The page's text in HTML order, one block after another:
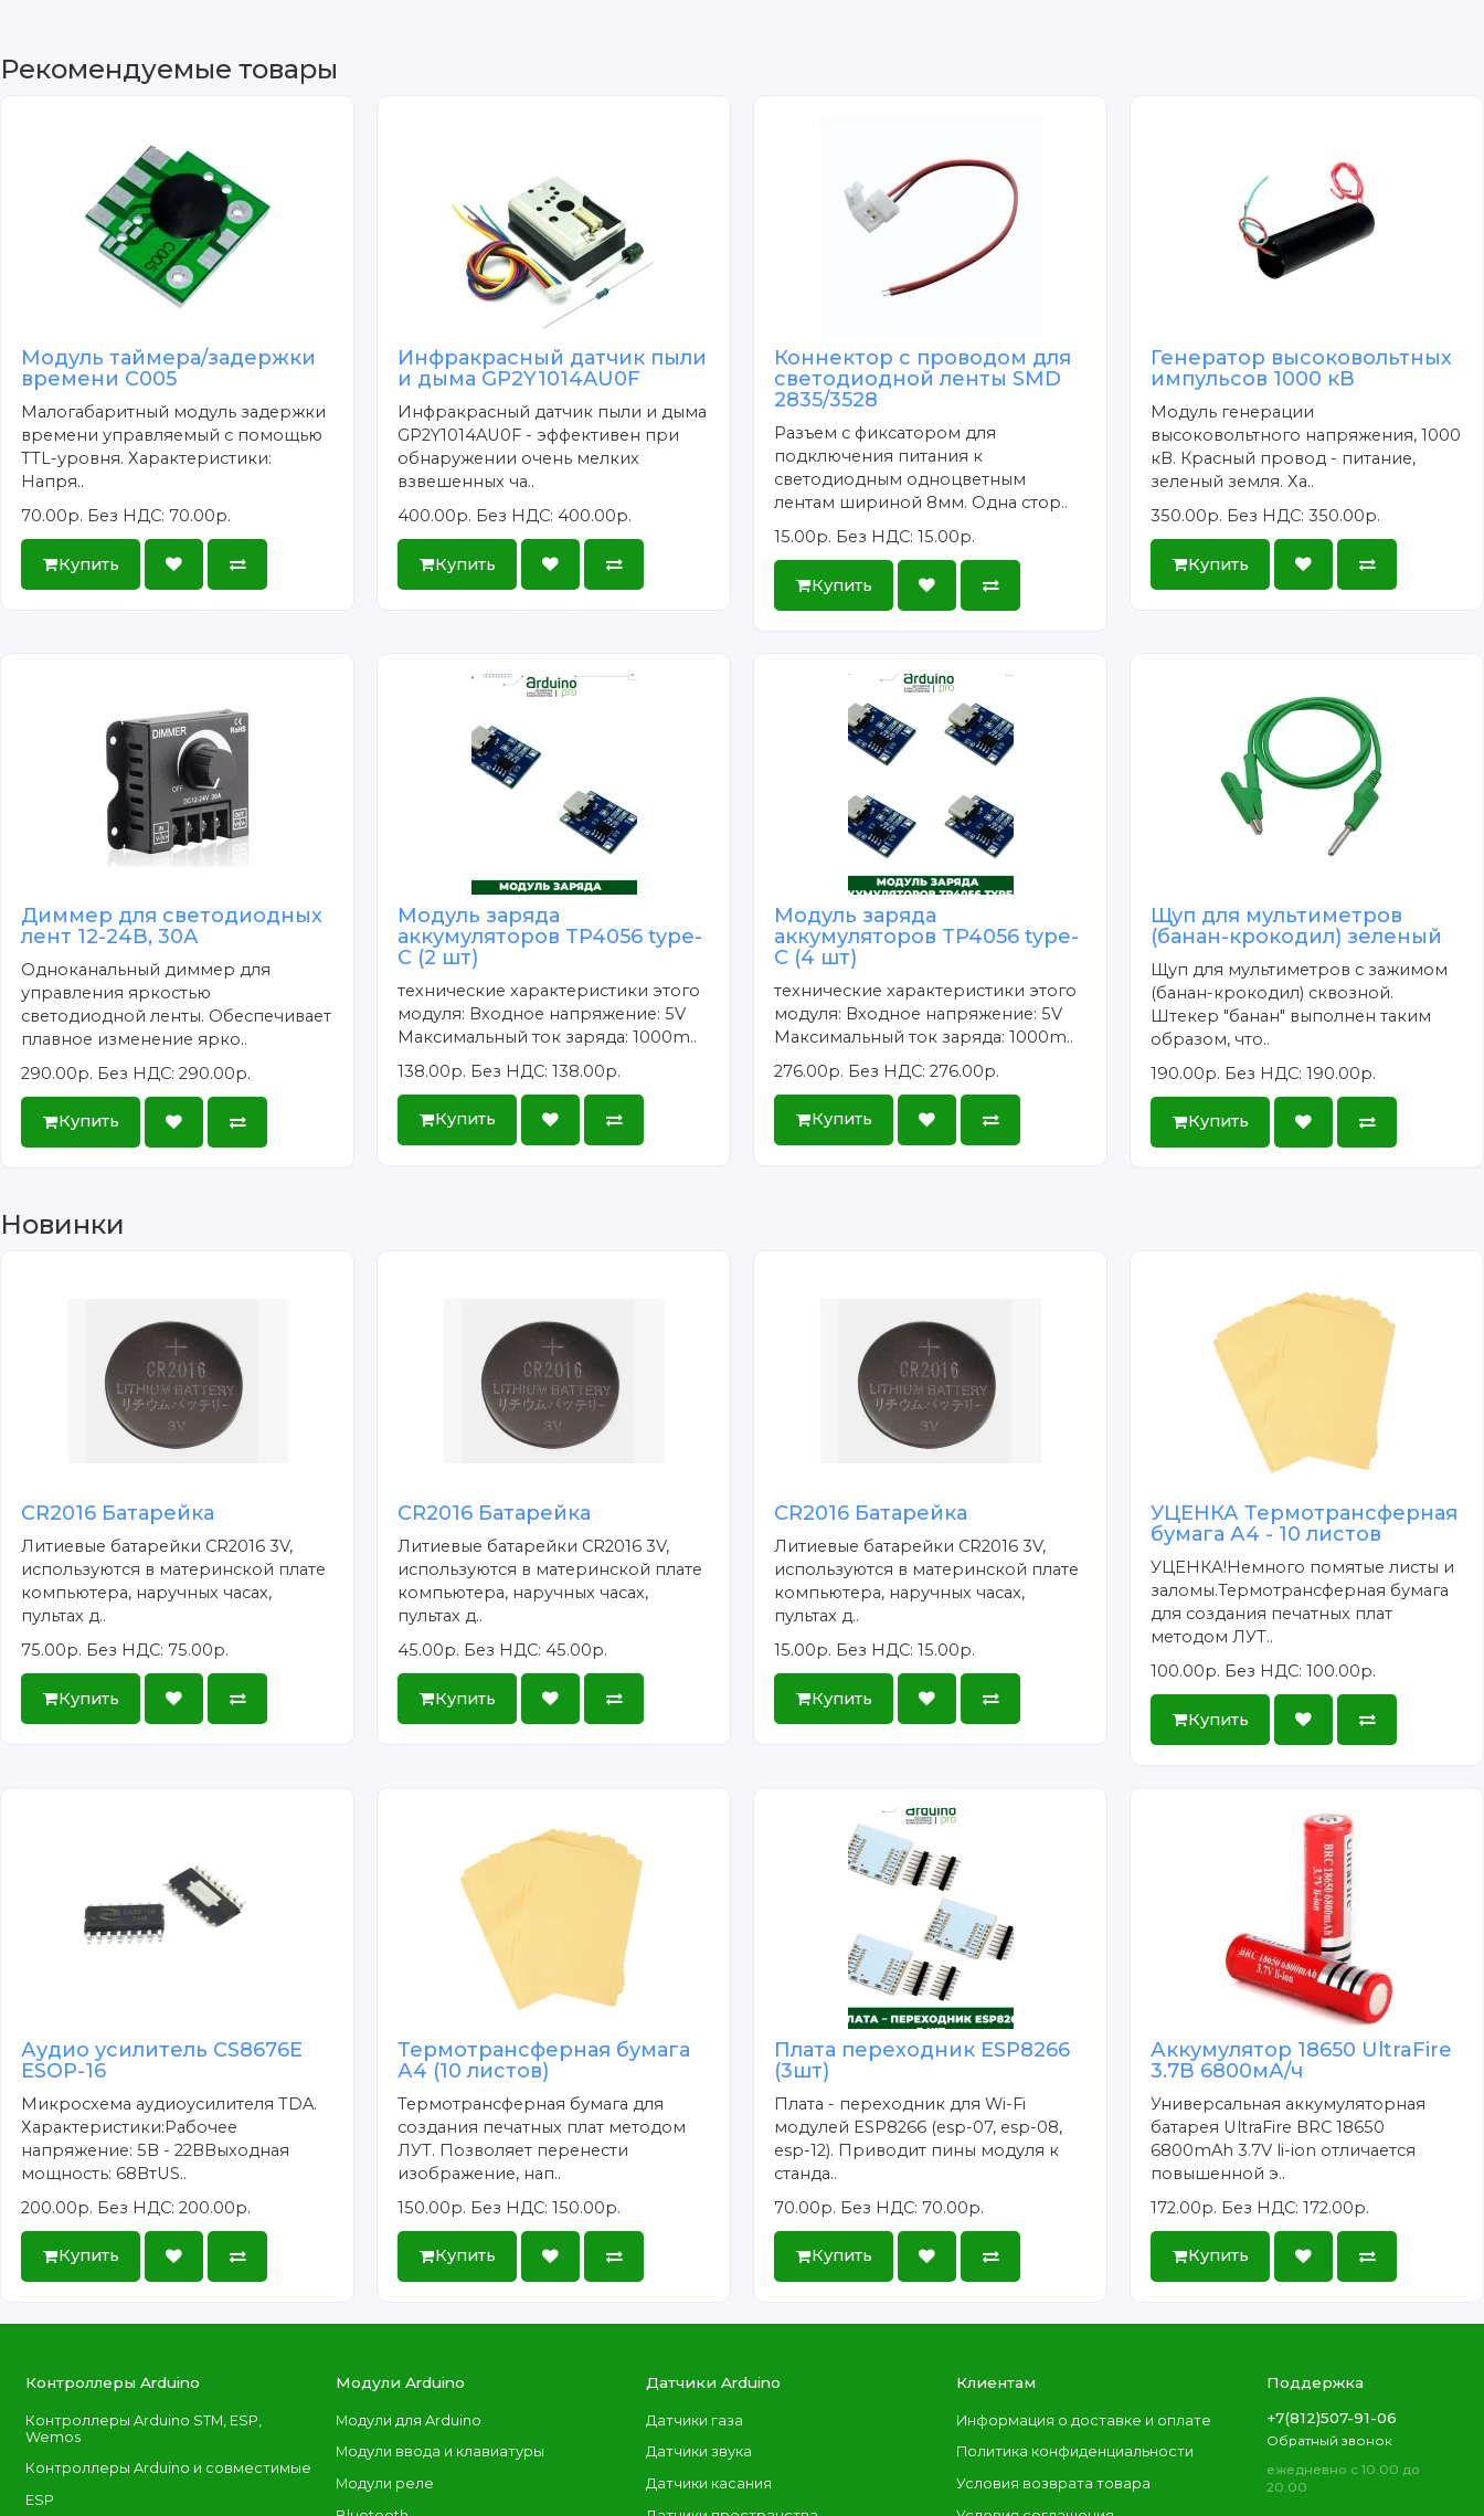
Рекомендуемые товары
Модуль таймера/задержки
времени C005
Малогабаритный модуль задержки
времени управляемый с помощью
TTL-уровня. Характеристики:
Напря..
70.00р. Без НДС: 70.00р.
Купить
Инфракрасный датчик пыли
и дыма GP2Y1014AU0F
Инфракрасный датчик пыли и дыма
GP2Y1014AU0F - эффективен при
обнаружении очень мелких
взвешенных ча..
400.00р. Без НДС: 400.00р.
Купить
Коннектор с проводом для
светодиодной ленты SMD
2835/3528
Разъем с фиксатором для
подключения питания к
светодиодным одноцветным
лентам шириной 8мм. Одна стор..
15.00р. Без НДС: 15.00р.
Купить
Генератор высоковольтных
импульсов 1000 кВ
Модуль генерации
высоковольтного напряжения, 1000
кВ. Красный провод - питание,
зеленый земля. Ха..
350.00р. Без НДС: 350.00р.
Купить
Диммер для светодиодных
лент 12-24В, 30А
Одноканальный диммер для
управления яркостью
светодиодной ленты. Обеспечивает
плавное изменение ярко..
290.00р. Без НДС: 290.00р.
Купить
Модуль заряда
аккумуляторов TP4056 type-
C (2 шт)
технические характеристики этого
модуля: Входное напряжение: 5V
Максимальный ток заряда: 1000m..
138.00р. Без НДС: 138.00р.
Купить
Модуль заряда
аккумуляторов TP4056 type-
C (4 шт)
технические характеристики этого
модуля: Входное напряжение: 5V
Максимальный ток заряда: 1000m..
276.00р. Без НДС: 276.00р.
Купить
Щуп для мультиметров
(банан-крокодил) зеленый
Щуп для мультиметров с зажимом
(банан-крокодил) сквозной.
Штекер "банан" выполнен таким
образом, что..
190.00р. Без НДС: 190.00р.
Купить
Новинки
CR2016 Батарейка
Литиевые батарейки CR2016 3V,
используются в материнской плате
компьютера, наручных часах,
пультах д..
75.00р. Без НДС: 75.00р.
Купить
CR2016 Батарейка
Литиевые батарейки CR2016 3V,
используются в материнской плате
компьютера, наручных часах,
пультах д..
45.00р. Без НДС: 45.00р.
Купить
CR2016 Батарейка
Литиевые батарейки CR2016 3V,
используются в материнской плате
компьютера, наручных часах,
пультах д..
15.00р. Без НДС: 15.00р.
Купить
УЦЕНКА Термотрансферная
бумага А4 - 10 листов
УЦЕНКА!Немного помятые листы и
заломы.Термотрансферная бумага
для создания печатных плат
методом ЛУТ..
100.00р. Без НДС: 100.00р.
Купить
Аудио усилитель CS8676E
ESOP-16
Микросхема аудиоусилителя TDA.
Характеристики:Рабочее
напряжение: 5В - 22ВВыходная
мощность: 68ВтUS..
200.00р. Без НДС: 200.00р.
Купить
Термотрансферная бумага
А4 (10 листов)
Термотрансферная бумага для
создания печатных плат методом
ЛУТ. Позволяет перенести
изображение, нап..
150.00р. Без НДС: 150.00р.
Купить
Плата переходник ESP8266
(3шт)
Плата - переходник для Wi-Fi
модулей ESP8266 (esp-07, esp-08,
esp-12). Приводит пины модуля к
станда..
70.00р. Без НДС: 70.00р.
Купить
Аккумулятор 18650 UltraFire
3.7В 6800мА/ч
Универсальная аккумуляторная
батарея UltraFire BRC 18650
6800mAh 3.7V li-ion отличается
повышенной э..
172.00р. Без НДС: 172.00р.
Купить
Контроллеры Arduino
Контроллеры Arduino STM, ESP,
Wemos
Контроллеры Arduino и совместимые
ESP
Модули Arduino
Модули для Arduino
Модули ввода и клавиатуры
Модули реле
Датчики Arduino
Датчики газа
Датчики звука
Датчики касания
Клиентам
Информация о доставке и оплате
Политика конфиденциальности
Условия возврата товара
Поддержка
+7(812)507-91-06
Обратный звонок
ежедневно с 10.00 до
20.00